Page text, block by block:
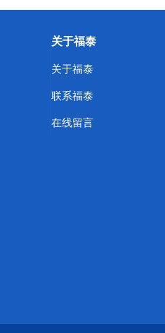
关于福泰
关于福泰
联系福泰
在线留言